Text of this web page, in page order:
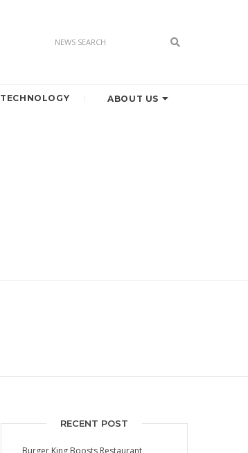
TECHNOLOGY ABOUT US
RECENT POST